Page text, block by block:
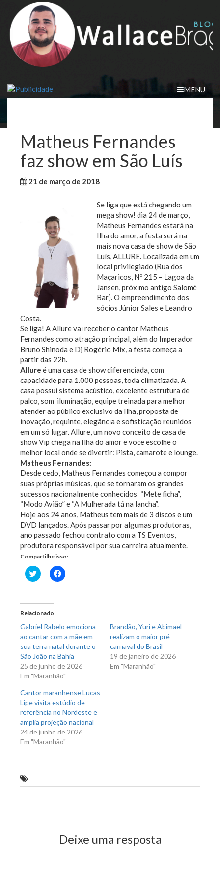
content
MENU
Matheus Fernandes
faz show em São Luís
21 de março de 2018
Se liga que está chegando um
mega show! dia 24 de março,
Matheus Fernandes estará na
Ilha do amor, a festa será na
mais nova casa de show de São
Luís, ALLURE. Localizada em um
local privilegiado (Rua dos
Maçaricos, Nº 215 – Lagoa da
Jansen, próximo antigo Salomé
Bar). O empreendimento dos
sócios Júnior Sales e Leandro
Costa.
Se liga! A Allure vai receber o cantor Matheus
Fernandes como atração principal, além do Imperador
Bruno Shinoda e Dj Rogério Mix, a festa começa a
partir das 22h.
Allure é uma casa de show diferenciada, com
capacidade para 1.000 pessoas, toda climatizada. A
casa possui sistema acústico, excelente estrutura de
palco, som, iluminação, equipe treinada para melhor
atender ao público exclusivo da Ilha, proposta de
inovação, requinte, elegância e sofisticação reunidos
em um só lugar. Allure, um novo conceito de casa de
show Vip chega na Ilha do amor e você escolhe o
melhor local onde se divertir: Pista, camarote e lounge.
Matheus Fernandes:
Desde cedo, Matheus Fernandes começou a compor
suas próprias músicas, que se tornaram os grandes
sucessos nacionalmente conhecidos: “Mete ficha”,
“Modo Avião” e “A Mulherada tá na lancha”.
Hoje aos 24 anos, Matheus tem mais de 3 discos e um
DVD lançados. Após passar por algumas produtoras,
ano passado fechou contrato com a TS Eventos,
produtora responsável por sua carreira atualmente.
Compartilhe isso:
Clique
para
em
nova
janela)
Clique
para
Relacionado
Gabriel Rabelo emociona
ao cantar com a mãe em
sua terra natal durante o
São João na Bahia
25 de junho de 2026
Em "Maranhão"
Brandão, Yuri e Abimael
realizam o maior pré-
carnaval do Brasil
19 de janeiro de 2026
Em "Maranhão"
Cantor maranhense Lucas
Lipe visita estúdio de
referência no Nordeste e
amplia projeção nacional
24 de junho de 2026
Em "Maranhão"
Deixe uma resposta